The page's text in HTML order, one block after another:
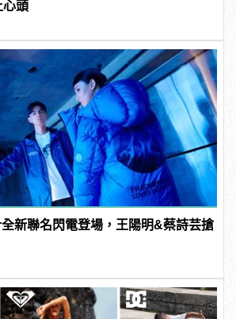
心頭
新聯名閃電登場，王陽明&蔡詩芸搶